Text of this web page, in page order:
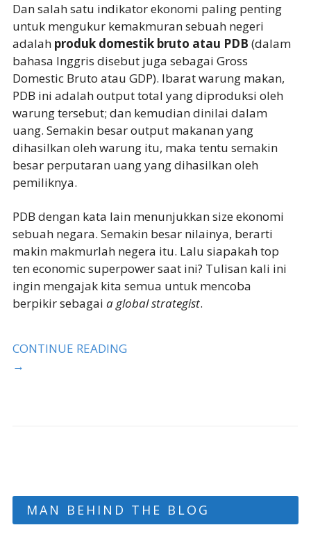
Dan salah satu indikator ekonomi paling penting
untuk mengukur kemakmuran sebuah negeri
adalah produk domestik bruto atau PDB (dalam
bahasa Inggris disebut juga sebagai Gross
Domestic Bruto atau GDP). Ibarat warung makan,
PDB ini adalah output total yang diproduksi oleh
warung tersebut; dan kemudian dinilai dalam
uang. Semakin besar output makanan yang
dihasilkan oleh warung itu, maka tentu semakin
besar perputaran uang yang dihasilkan oleh
pemiliknya.
PDB dengan kata lain menunjukkan size ekonomi
sebuah negara. Semakin besar nilainya, berarti
makin makmurlah negera itu. Lalu siapakah top
ten economic superpower saat ini? Tulisan kali ini
ingin mengajak kita semua untuk mencoba
berpikir sebagai a global strategist.
CONTINUE READING
→
MAN BEHIND THE BLOG